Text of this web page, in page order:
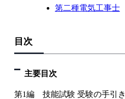
第二種電気工事士
目次
主要目次
第1編 技能試験 受験の手引き